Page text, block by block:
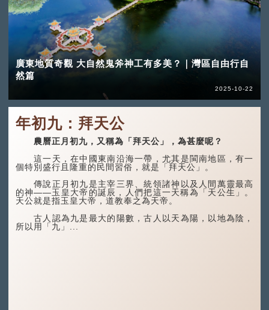
廣東地質奇觀 大自然鬼斧神工有多美？｜灣區自由行自
然篇
2025-10-22
年初九：拜天公
農曆正月初九，又稱為「拜天公」，為甚麼呢？
這一天，在中國東南沿海一帶，尤其是閩南地區，有一
個特別盛行且隆重的民間習俗，就是「拜天公」。
傳說正月初九是主宰三界、統領諸神以及人間萬靈最高
的神——玉皇大帝的誕辰，人們把這一天稱為「天公生」。
天公就是指玉皇大帝，道教奉之為天帝。
古人認為九是最大的陽數，古人以天為陽，以地為陰，
所以用「九」...